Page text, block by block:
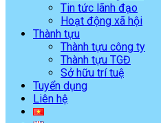
Tin tức lãnh đạo
Hoạt động xã hội
Thành tựu
Thành tựu công ty
Thành tựu TGĐ
Sở hữu trí tuệ
Tuyển dụng
Liên hệ